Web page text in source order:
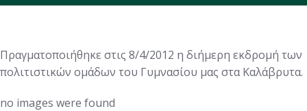
Πραγματοποιήθηκε στις 8/4/2012 η διήμερη εκδρομή των
πολιτιστικών ομάδων του Γυμνασίου μας στα Καλάβρυτα.
no images were found